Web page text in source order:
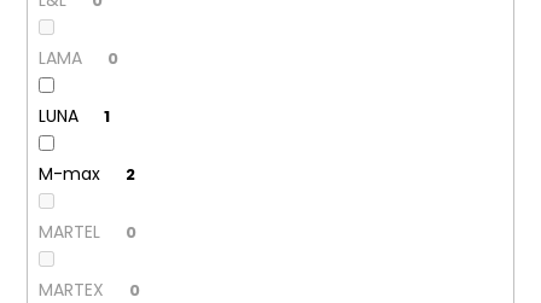
LAMA 0
LUNA 1
M-max 2
MARTEL 0
MARTEX 0